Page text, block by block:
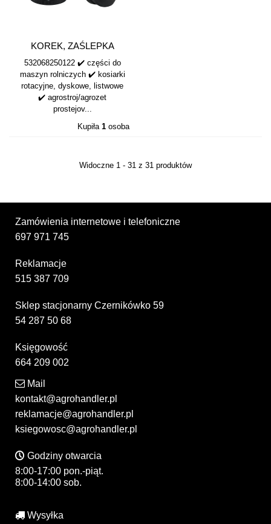
KOREK, ZAŚLEPKA
M30x2 532068250122
532068250122 ✔️ części do
maszyn rolniczych ✔️ kosiarki
rotacyjne, dyskowe, listwowe
✔️ agrostroj/agrozet
prostejov...
Kupiła 1 osoba
Widoczne 1 - 31 z 31 produktów
Zamówienia internetowe i telefoniczne
697 971 745
Reklamacje
515 387 709
Sklep stacjonarny Czernikówko 59
54 287 50 68
Księgowość
664 209 002
Mail
kontakt@agrohandler.pl
reklamacje@agrohandler.pl
ksiegowosc@agrohandler.pl
Godziny otwarcia
8:00-17:00 pon.-piąt.
8:00-14:00 sob.
Wysyłka